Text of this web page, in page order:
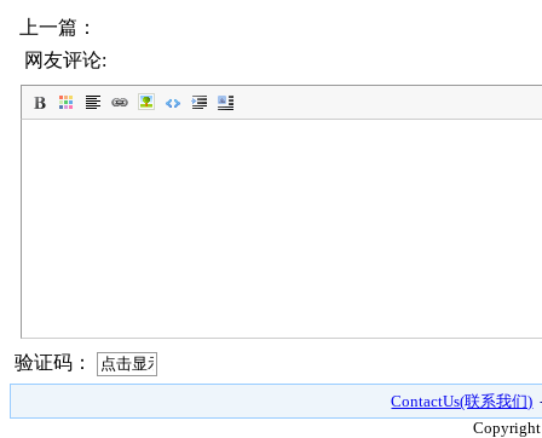
上一篇：
网友评论:
验证码：
ContactUs(联系我们)